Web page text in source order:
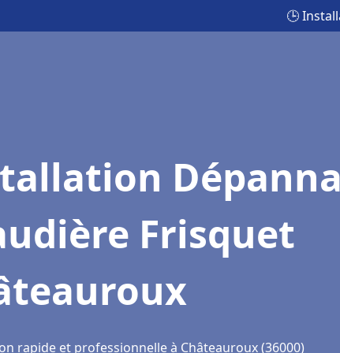
🕒
Frisquet
rapide et professionnelle à Châteauroux (36000)